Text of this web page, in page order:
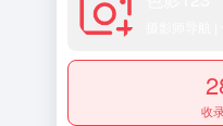
收